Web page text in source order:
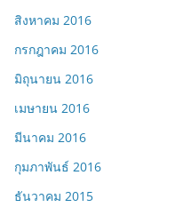
สิงหาคม 2016
กรกฎาคม 2016
มิถุนายน 2016
เมษายน 2016
มีนาคม 2016
กุมภาพันธ์ 2016
ธันวาคม 2015